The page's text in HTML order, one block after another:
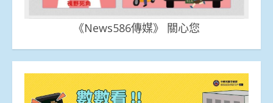
《News586傳媒》 關心您